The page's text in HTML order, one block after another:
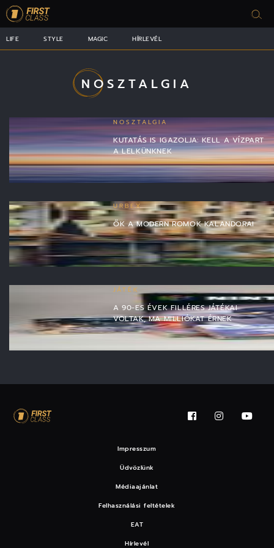
LIFE STYLE MAGIC HÍRLEVÉL
NOSZTALGIA
NOSZTALGIA
KUTATÁS IS IGAZOLJA: KELL A VÍZPART
A LELKÜNKNEK
URBEX
ŐK A MODERN ROMOK KALANDORAI
JÁTÉK
A 90-ES ÉVEK FILLÉRES JÁTÉKAI
VOLTAK, MA MILLIÓKAT ÉRNEK
Impresszum
Üdvözlünk
Médiaajánlat
Felhasználási feltételek
EAT
Hírlevél